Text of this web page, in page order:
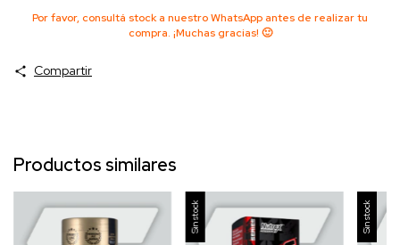
Por favor, consultá stock a nuestro WhatsApp antes de realizar tu
compra. ¡Muchas gracias! 🙂
Compartir
Productos similares
Sin stock Sin stock